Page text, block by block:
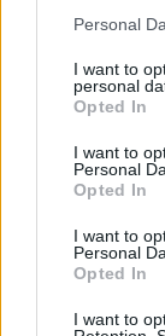
Please note
not limited to
grant or deny
use your data
consent section.
Personal
I want to
personal
Opted In
I want to
Personal
Opted In
I want to
Personal
Opted In
I want to
elfelejtettek
másodikban
érdemes
Hanji és
főszereplők,
időt a
rövid úton